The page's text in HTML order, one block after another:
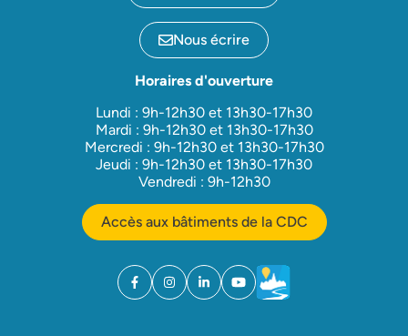
Nous écrire
Horaires d'ouverture
Lundi : 9h-12h30 et 13h30-17h30
Mardi : 9h-12h30 et 13h30-17h30
Mercredi : 9h-12h30 et 13h30-17h30
Jeudi : 9h-12h30 et 13h30-17h30
Vendredi : 9h-12h30
Accès aux bâtiments de la CDC
Facebook
(ouverture dans un nouvel onglet)
Instagram
(ouverture dans un nouvel onglet)
Linkedin
(ouverture dans un nouvel onglet)
YouTube
(ouverture dans un nouvel
Météo
(ouverture dans un